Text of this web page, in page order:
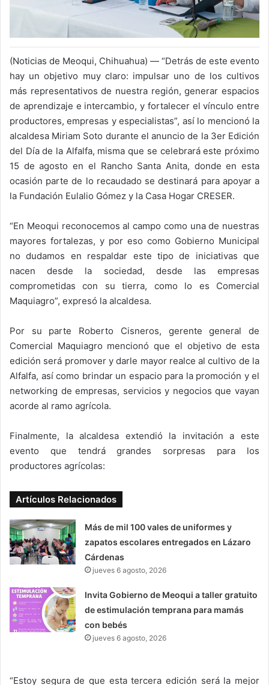
(Noticias de Meoqui, Chihuahua) — “Detrás de este evento
hay un objetivo muy claro: impulsar uno de los cultivos
más representativos de nuestra región, generar espacios
de aprendizaje e intercambio, y fortalecer el vínculo entre
productores, empresas y especialistas”, así lo mencionó la
alcaldesa Miriam Soto durante el anuncio de la 3er Edición
del Día de la Alfalfa, misma que se celebrará este próximo
15 de agosto en el Rancho Santa Anita, donde en esta
ocasión parte de lo recaudado se destinará para apoyar a
la Fundación Eulalio Gómez y la Casa Hogar CRESER.
“En Meoqui reconocemos al campo como una de nuestras
mayores fortalezas, y por eso como Gobierno Municipal
no dudamos en respaldar este tipo de iniciativas que
nacen desde la sociedad, desde las empresas
comprometidas con su tierra, como lo es Comercial
Maquiagro”, expresó la alcaldesa.
Por su parte Roberto Cisneros, gerente general de
Comercial Maquiagro mencionó que el objetivo de esta
edición será promover y darle mayor realce al cultivo de la
Alfalfa, así como brindar un espacio para la promoción y el
networking de empresas, servicios y negocios que vayan
acorde al ramo agrícola.
Finalmente, la alcaldesa extendió la invitación a este
evento que tendrá grandes sorpresas para los
productores agrícolas:
Artículos Relacionados
Más de mil 100 vales de uniformes y
zapatos escolares entregados en Lázaro
Cárdenas
jueves 6 agosto, 2026
Invita Gobierno de Meoqui a taller gratuito
de estimulación temprana para mamás
con bebés
jueves 6 agosto, 2026
“Estoy segura de que esta tercera edición será la mejor